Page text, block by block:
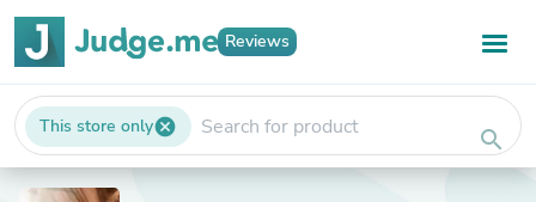
Reviews
This store onlycancel search